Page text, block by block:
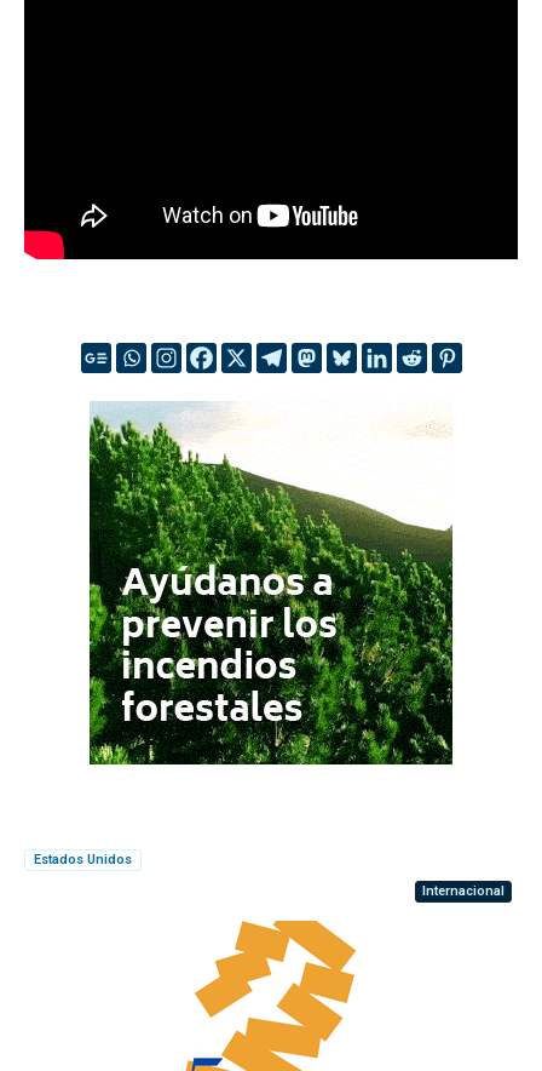
Estados Unidos
Internacional